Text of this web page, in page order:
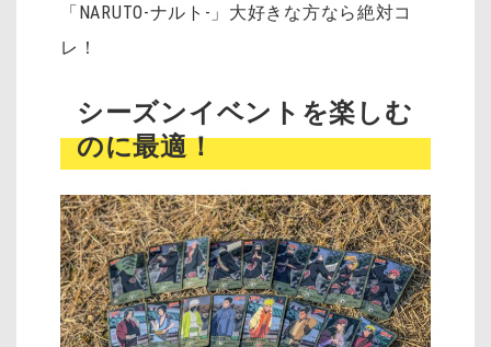
「NARUTO-ナルト-」大好きな方なら絶対コ
レ！
シーズンイベントを楽しむ
のに最適！